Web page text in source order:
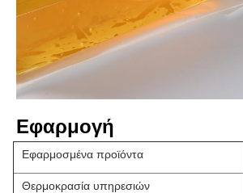
Εφαρμογή
Εφαρμοσμένα προϊόντα
Θερμοκρασία υπηρεσιών